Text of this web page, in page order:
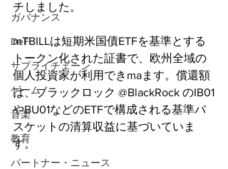
ガバナンス
DeFi
サプライチェーン
ゲーム
音楽
教育
パートナー・ニュース
チしました。
mTBILLは短期米国債ETFを基準とする
トークン化された証書で、欧州全域の
個人投資家が利用できmaます。償還額
は、ブラックロック @BlackRock のIB01
やBU01などのETFで構成される基準バ
スケットの清算収益に基づいていま
す。